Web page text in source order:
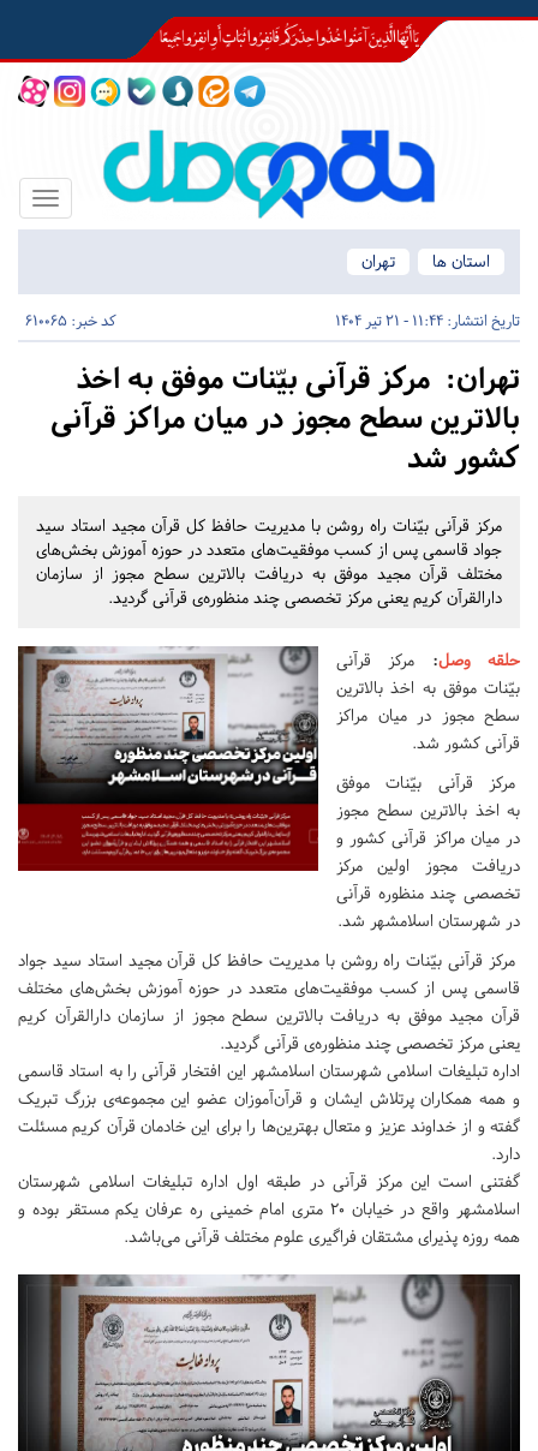
Toggle
استان ها
تهران
تاریخ انتشار: 11:44 - 21 تیر 1404 کد خبر: 610065
تهران: مرکز قرآنی بیّنات موفق به اخذ
بالاترین سطح مجوز در میان مراکز قرآنی
کشور شد
مرکز قرآنی بیّنات راه روشن با مدیریت حافظ کل قرآن مجید استاد سید
جواد قاسمی پس از کسب موفقیت‌های متعدد در حوزه آموزش بخش‌های
مختلف قرآن مجید موفق به دریافت بالاترین سطح مجوز از سازمان
دارالقرآن کریم یعنی مرکز تخصصی چند منظوره‌ی قرآنی گردید.
حلقه وصل: مرکز قرآنی
بیّنات موفق به اخذ بالاترین
سطح مجوز در میان مراکز
قرآنی کشور شد.
مرکز قرآنی بیّنات موفق
به اخذ بالاترین سطح مجوز
در میان مراکز قرآنی کشور و
دریافت مجوز اولین مرکز
تخصصی چند منظوره قرآنی
در شهرستان اسلامشهر شد.
مرکز قرآنی بیّنات راه روشن با مدیریت حافظ کل قرآن مجید استاد سید جواد
قاسمی پس از کسب موفقیت‌های متعدد در حوزه آموزش بخش‌های مختلف
قرآن مجید موفق به دریافت بالاترین سطح مجوز از سازمان دارالقرآن کریم
یعنی مرکز تخصصی چند منظوره‌ی قرآنی گردید.
اداره تبلیغات اسلامی شهرستان اسلامشهر این افتخار قرآنی را به استاد قاسمی
و همه همکاران پرتلاش‌ ایشان و قرآن‌آموزان عضو این مجموعه‌ی بزرگ تبریک
گفته و از خداوند عزیز و متعال بهترین‌ها را برای این خادمان قرآن کریم مسئلت
دارد.
گفتنی است این مرکز قرآنی در طبقه اول اداره تبلیغات اسلامی شهرستان
اسلامشهر واقع در خیابان ۲۰ متری امام خمینی ره عرفان یکم مستقر بوده و
همه روزه پذیرای مشتقان فراگیری علوم مختلف قرآنی می‌باشد.